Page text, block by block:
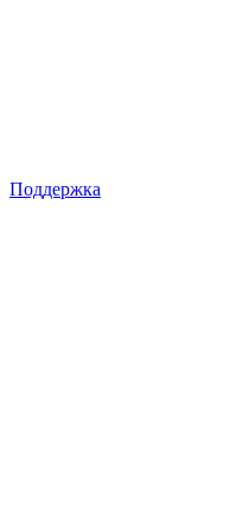
Поддержка